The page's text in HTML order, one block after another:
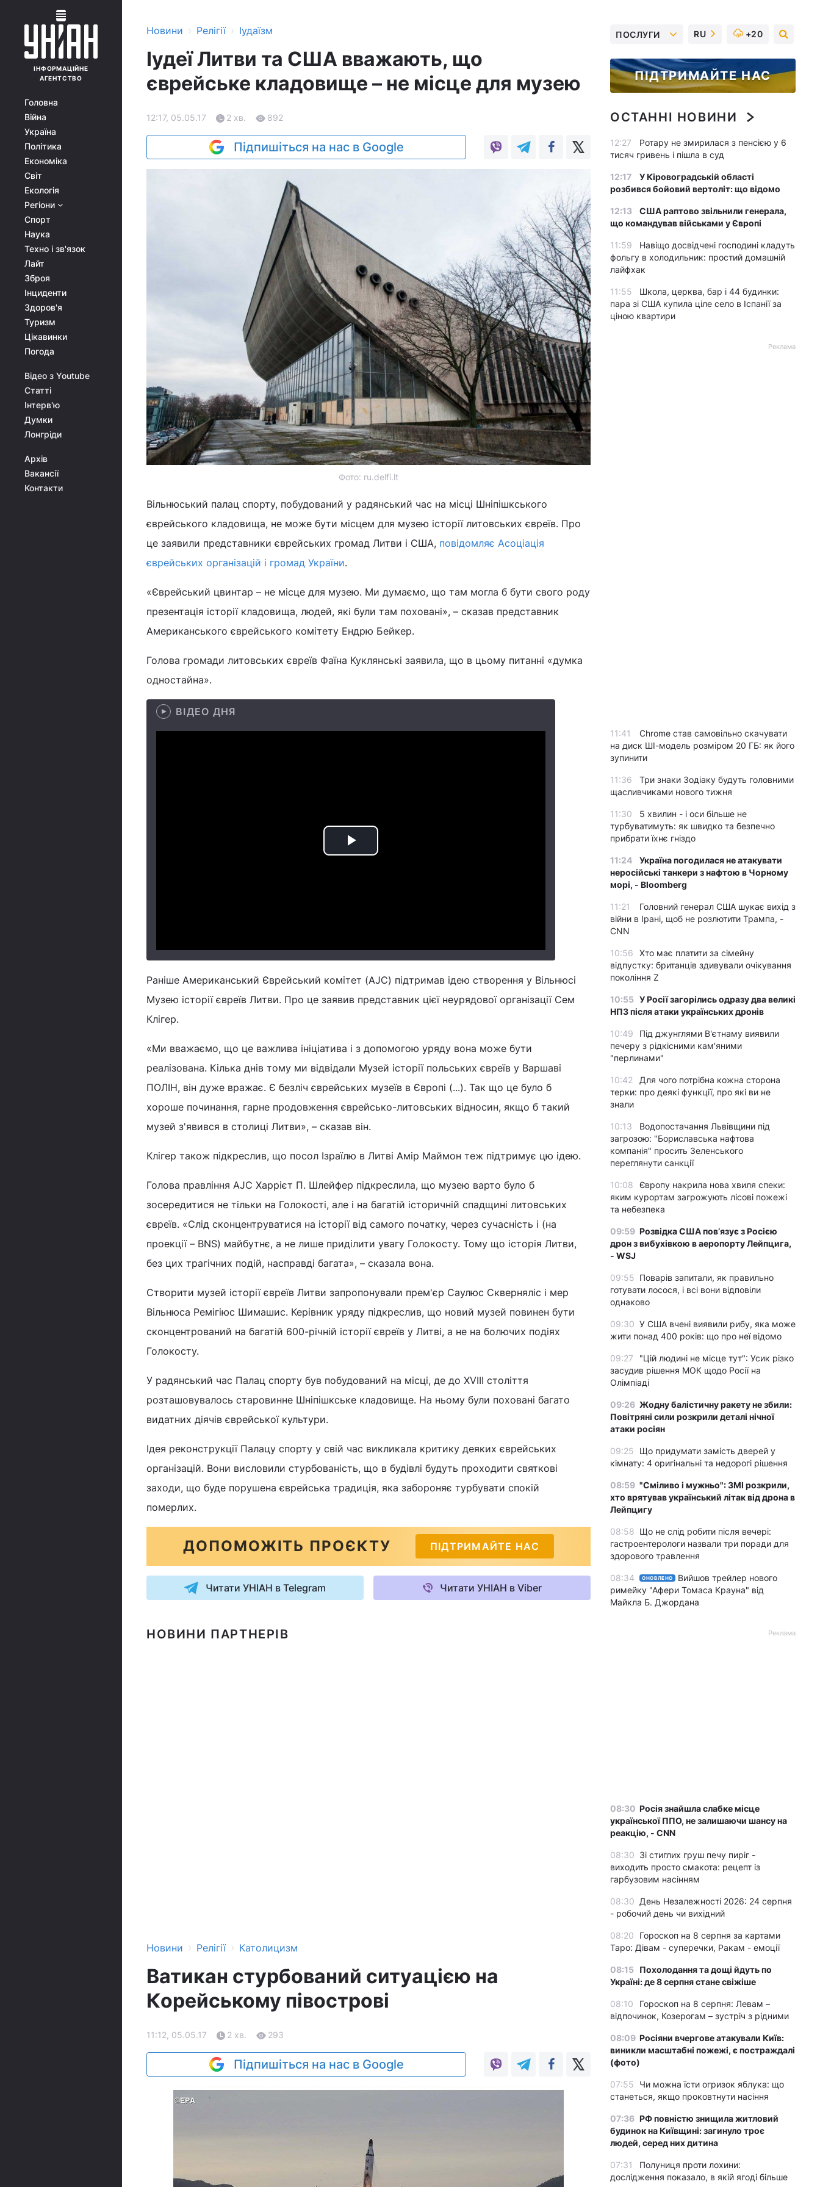
ІНФОРМАЦІЙНЕ
АГЕНТСТВО
Головна
Війна
Україна
Політика
Економіка
Світ
Екологія
Регіони
Спорт
Наука
Техно і зв'язок
Лайт
Зброя
Інциденти
Здоров'я
Туризм
Цікавинки
Погода
Відео з Youtube
Статті
Інтерв'ю
Думки
Лонгріди
Архів
Вакансії
Контакти
Новини › Релігії › Іудаїзм
Іудеї Литви та США вважають, що
єврейське кладовище – не місце для музею
12:17, 05.05.17 2 хв. 892
Підпишіться на нас в Google
Фото: ru.delfi.lt
Вільнюський палац спорту, побудований у радянський час на місці Шніпішкського
єврейського кладовища, не може бути місцем для музею історії литовських євреїв. Про
це заявили представники єврейських громад Литви і США, повідомляє Асоціація
єврейських організацій і громад України.
«Єврейський цвинтар – не місце для музею. Ми думаємо, що там могла б бути свого роду
презентація історії кладовища, людей, які були там поховані», – сказав представник
Американського єврейського комітету Ендрю Бейкер.
Голова громади литовських євреїв Фаїна Куклянські заявила, що в цьому питанні «думка
одностайна».
ВІДЕО ДНЯ
Play
Раніше Американський Єврейський комітет (AJC) підтримав ідею створення у Вільнюсі
Музею історії євреїв Литви. Про це заявив представник цієї неурядової організації Сем
Клігер.
«Ми вважаємо, що це важлива ініціатива і з допомогою уряду вона може бути
реалізована. Кілька днів тому ми відвідали Музей історії польських євреїв у Варшаві
ПОЛІН, він дуже вражає. Є безліч єврейських музеїв в Європі (...). Так що це було б
хороше починання, гарне продовження єврейсько-литовських відносин, якщо б такий
музей з'явився в столиці Литви», – сказав він.
Клігер також підкреслив, що посол Ізраїлю в Литві Амір Маймон теж підтримує цю ідею.
Голова правління AJC Харрієт П. Шлейфер підкреслила, що музею варто було б
зосередитися не тільки на Голокості, але і на багатій історичній спадщині литовських
євреїв. «Слід сконцентруватися на історії від самого початку, через сучасність і (на
проекції – BNS) майбутнє, а не лише приділити увагу Голокосту. Тому що історія Литви,
без цих трагічних подій, насправді багата», – сказала вона.
Створити музей історії євреїв Литви запропонували прем'єр Саулюс Скверняліс і мер
Вільнюса Ремігіюс Шимашис. Керівник уряду підкреслив, що новий музей повинен бути
сконцентрований на багатій 600-річній історії євреїв у Литві, а не на болючих подіях
Голокосту.
У радянський час Палац спорту був побудований на місці, де до XVIII століття
розташовувалось старовинне Шніпішкське кладовище. На ньому були поховані багато
видатних діячів єврейської культури.
Ідея реконструкції Палацу спорту у свій час викликала критику деяких єврейських
організацій. Вони висловили стурбованість, що в будівлі будуть проходити святкові
заходи, що буде порушена єврейська традиція, яка забороняє турбувати спокій
померлих.
ДОПОМОЖІТЬ ПРОЄКТУ ПІДТРИМАЙТЕ НАС
Читати УНІАН в Telegram Читати УНІАН в Viber
НОВИНИ ПАРТНЕРІВ
Новини › Релігії › Католицизм
Ватикан стурбований ситуацією на
Корейському півострові
11:12, 05.05.17 2 хв. 293
Підпишіться на нас в Google
ПОСЛУГИ RU +20
ПІДТРИМАЙТЕ НАС
ОСТАННІ НОВИНИ
12:27
Ротару не змирилася з пенсією у 6
тисяч гривень і пішла в суд
12:17
У Кіровоградській області
розбився бойовий вертоліт: що відомо
12:13
США раптово звільнили генерала,
що командував військами у Європі
11:59
Навіщо досвідчені господині кладуть
фольгу в холодильник: простий домашній
лайфхак
11:55
Школа, церква, бар і 44 будинки:
пара зі США купила ціле село в Іспанії за
ціною квартири
Реклама
11:41
Chrome став самовільно скачувати
на диск ШІ-модель розміром 20 ГБ: як його
зупинити
11:36
Три знаки Зодіаку будуть головними
щасливчиками нового тижня
11:30
5 хвилин - і оси більше не
турбуватимуть: як швидко та безпечно
прибрати їхнє гніздо
11:24
Україна погодилася не атакувати
неросійські танкери з нафтою в Чорному
морі, - Bloomberg
11:21
Головний генерал США шукає вихід з
війни в Ірані, щоб не розлютити Трампа, -
CNN
10:56
Хто має платити за сімейну
відпустку: британців здивували очікування
покоління Z
10:55 У Росії загорілись одразу два великі
НПЗ після атаки українських дронів
10:49
Під джунглями В'єтнаму виявили
печеру з рідкісними кам'яними
"перлинами"
10:42
Для чого потрібна кожна сторона
терки: про деякі функції, про які ви не
знали
10:13
Водопостачання Львівщини під
загрозою: "Бориславська нафтова
компанія" просить Зеленського
переглянути санкції
10:08
Європу накрила нова хвиля спеки:
яким курортам загрожують лісові пожежі
та небезпека
09:59 Розвідка США пов’язує з Росією
дрон з вибухівкою в аеропорту Лейпцига,
- WSJ
09:55 Поварів запитали, як правильно
готувати лосося, і всі вони відповіли
однаково
09:30 У США вчені виявили рибу, яка може
жити понад 400 років: що про неї відомо
09:27
"Цій людині не місце тут": Усик різко
засудив рішення МОК щодо Росії на
Олімпіаді
09:26 Жодну балістичну ракету не збили:
Повітряні сили розкрили деталі нічної
атаки росіян
09:25
Що придумати замість дверей у
кімнату: 4 оригінальні та недорогі рішення
08:59 "Сміливо і мужньо": ЗМІ розкрили,
хто врятував український літак від дрона в
Лейпцигу
08:58 Що не слід робити після вечері:
гастроентерологи назвали три поради для
здорового травлення
08:34 ОНОВЛЕНО
Вийшов трейлер нового
римейку "Афери Томаса Крауна" від
Майкла Б. Джордана
Реклама
08:30 Росія знайшла слабке місце
української ППО, не залишаючи шансу на
реакцію, - CNN
08:30 Зі стиглих груш печу пиріг -
виходить просто смакота: рецепт із
гарбузовим насінням
08:30 День Незалежності 2026: 24 серпня
- робочий день чи вихідний
08:20
Гороскоп на 8 серпня за картами
Таро: Дівам - суперечки, Ракам - емоції
08:15 Похолодання та дощі йдуть по
Україні: де 8 серпня стане свіжіше
08:10
Гороскоп на 8 серпня: Левам –
відпочинок, Козерогам – зустріч з рідними
08:09 Росіяни вчергове атакували Київ:
виникли масштабні пожежі, є постраждалі
(фото)
07:55
Чи можна їсти огризок яблука: що
станеться, якщо проковтнути насіння
07:36 РФ повністю знищила житловий
будинок на Київщині: загинуло троє
людей, серед них дитина
07:31
Полуниця проти лохини:
дослідження показало, в якій ягоді більше